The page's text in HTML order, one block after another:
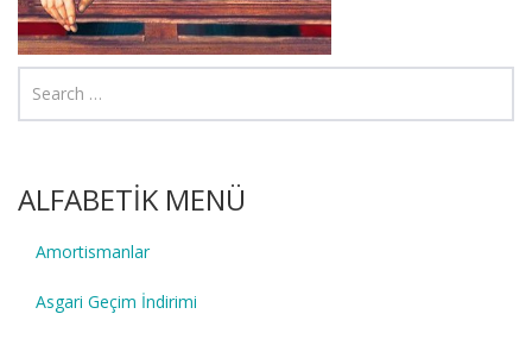
ALFABETİK MENÜ
Amortismanlar
Asgari Geçim İndirimi